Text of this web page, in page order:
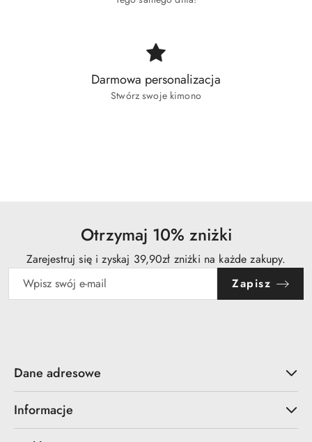
Darmowa personalizacja
Stwórz swoje kimono
Otrzymaj 10% zniżki
Zarejestruj się i zyskaj 39,90zł zniżki na każde zakupy.
Zapisz
Dane adresowe
Informacje